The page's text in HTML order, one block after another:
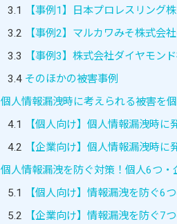
3.1
【事例1】日本プロレスリング
3.2 【事例2】マルカワみそ株式会
3.3 【事例3】株式会社ダイヤモン
3.4そのほかの被害事例
個人情報漏洩時に考えられる被害を
4.1
【個人向け】個人情報漏洩時に
4.2 【企業向け】個人情報漏洩時に
個人情報漏洩を防ぐ対策！個人6つ・
5.1
【個人向け】情報漏洩を防ぐ6
5.2 【企業向け】情報漏洩を防ぐ7